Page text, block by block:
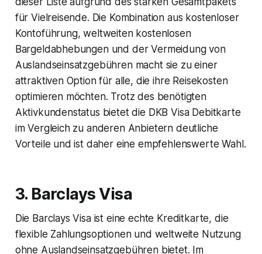
für Vielreisende. Die Kombination aus kostenloser
Kontoführung, weltweiten kostenlosen
Bargeldabhebungen und der Vermeidung von
Auslandseinsatzgebühren macht sie zu einer
attraktiven Option für alle, die ihre Reisekosten
optimieren möchten. Trotz des benötigten
Aktivkundenstatus bietet die DKB Visa Debitkarte
im Vergleich zu anderen Anbietern deutliche
Vorteile und ist daher eine empfehlenswerte Wahl.
3. Barclays Visa
Die Barclays Visa ist eine echte Kreditkarte, die
flexible Zahlungsoptionen und weltweite Nutzung
ohne Auslandseinsatzgebühren bietet. Im